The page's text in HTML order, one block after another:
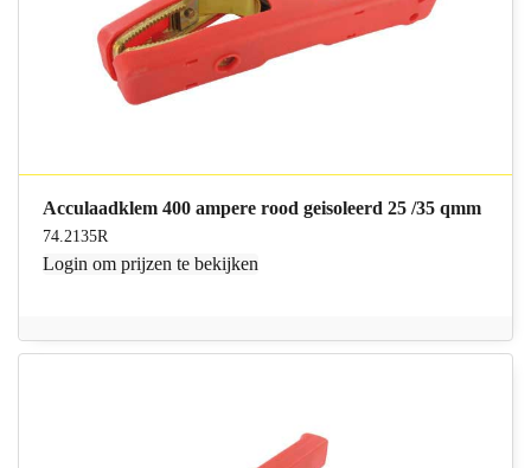
Acculaadklem 400 ampere rood geisoleerd 25 /35 qmm
74.2135R
Login om prijzen te bekijken